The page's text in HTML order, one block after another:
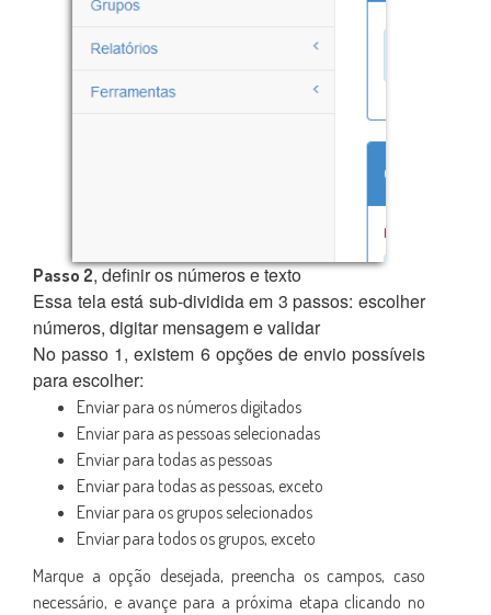
Passo 2, definir os números e texto
Essa tela está sub-dividida em 3 passos: escolher
números, digitar mensagem e validar
No passo 1, existem 6 opções de envio possíveis
para escolher:
Enviar para os números digitados
Enviar para as pessoas selecionadas
Enviar para todas as pessoas
Enviar para todas as pessoas, exceto
Enviar para os grupos selecionados
Enviar para todos os grupos, exceto
Marque a opção desejada, preencha os campos, caso
necessário, e avançe para a próxima etapa clicando no